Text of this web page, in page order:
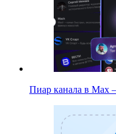
Пиар канала в Max